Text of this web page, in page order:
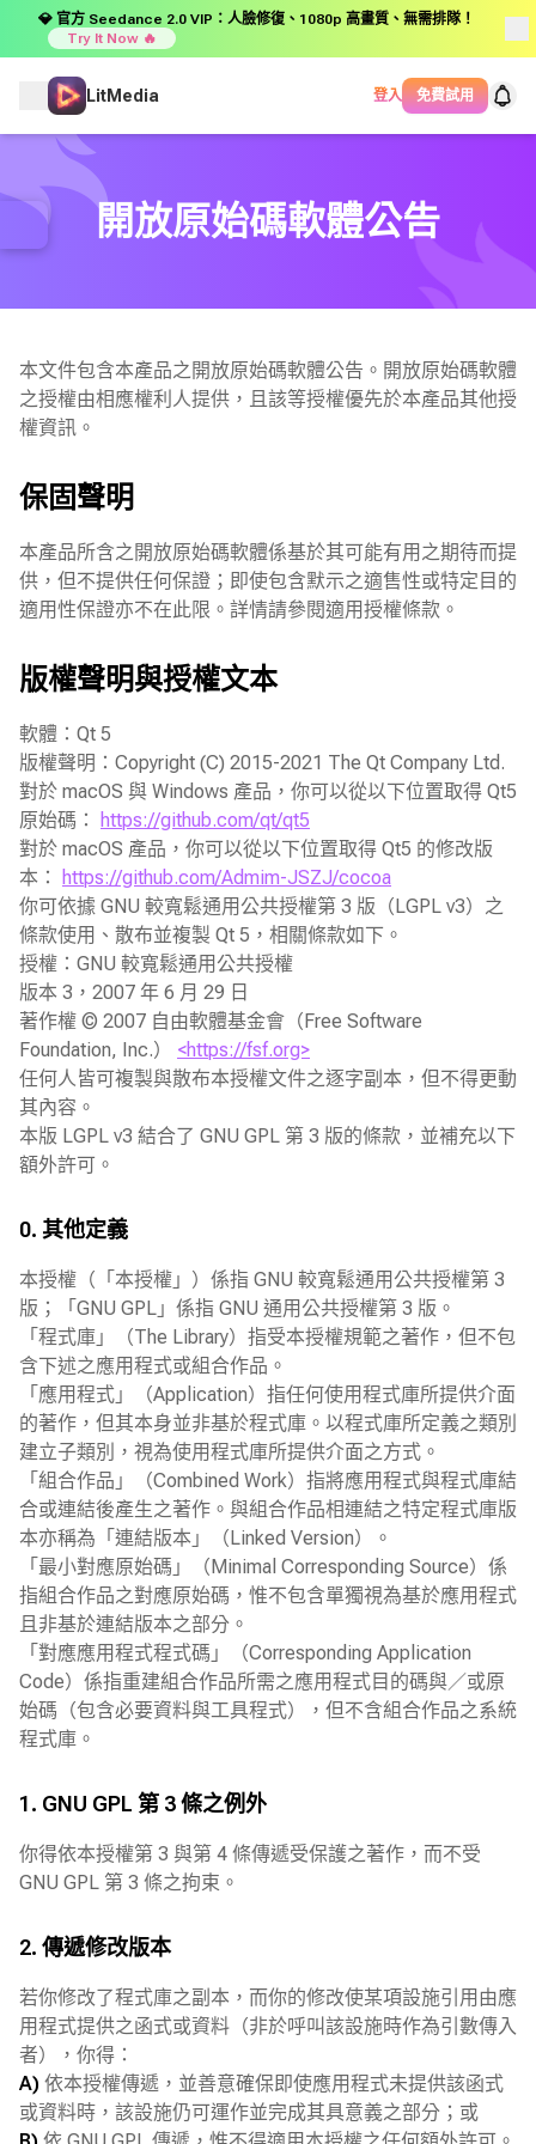
💎 官方 Seedance 2.0 VIP：人臉修復、1080p 高畫質、無需排隊！
Try It Now 🔥
LitMedia 登入 免費試用
開放原始碼軟體公告
本文件包含本產品之開放原始碼軟體公告。開放原始碼軟體
之授權由相應權利人提供，且該等授權優先於本產品其他授
權資訊。
保固聲明
本產品所含之開放原始碼軟體係基於其可能有用之期待而提
供，但不提供任何保證；即使包含默示之適售性或特定目的
適用性保證亦不在此限。詳情請參閱適用授權條款。
版權聲明與授權文本
軟體：Qt 5
版權聲明：Copyright (C) 2015-2021 The Qt Company Ltd.
對於 macOS 與 Windows 產品，你可以從以下位置取得 Qt5
原始碼：
https://github.com/qt/qt5
對於 macOS 產品，你可以從以下位置取得 Qt5 的修改版
本：
https://github.com/Admim-JSZJ/cocoa
你可依據 GNU 較寬鬆通用公共授權第 3 版（LGPL v3）之
條款使用、散布並複製 Qt 5，相關條款如下。
授權：GNU 較寬鬆通用公共授權
版本 3，2007 年 6 月 29 日
著作權 © 2007 自由軟體基金會（Free Software
Foundation, Inc.） <https://fsf.org>
任何人皆可複製與散布本授權文件之逐字副本，但不得更動
其內容。
本版 LGPL v3 結合了 GNU GPL 第 3 版的條款，並補充以下
額外許可。
0. 其他定義
本授權（「本授權」）係指 GNU 較寬鬆通用公共授權第 3
版；「GNU GPL」係指 GNU 通用公共授權第 3 版。
「程式庫」（The Library）指受本授權規範之著作，但不包
含下述之應用程式或組合作品。
「應用程式」（Application）指任何使用程式庫所提供介面
的著作，但其本身並非基於程式庫。以程式庫所定義之類別
建立子類別，視為使用程式庫所提供介面之方式。
「組合作品」（Combined Work）指將應用程式與程式庫結
合或連結後產生之著作。與組合作品相連結之特定程式庫版
本亦稱為「連結版本」（Linked Version）。
「最小對應原始碼」（Minimal Corresponding Source）係
指組合作品之對應原始碼，惟不包含單獨視為基於應用程式
且非基於連結版本之部分。
「對應應用程式程式碼」（Corresponding Application
Code）係指重建組合作品所需之應用程式目的碼與／或原
始碼（包含必要資料與工具程式），但不含組合作品之系統
程式庫。
1. GNU GPL 第 3 條之例外
你得依本授權第 3 與第 4 條傳遞受保護之著作，而不受
GNU GPL 第 3 條之拘束。
2. 傳遞修改版本
若你修改了程式庫之副本，而你的修改使某項設施引用由應
用程式提供之函式或資料（非於呼叫該設施時作為引數傳入
者），你得：
A) 依本授權傳遞，並善意確保即使應用程式未提供該函式
或資料時，該設施仍可運作並完成其具意義之部分；或